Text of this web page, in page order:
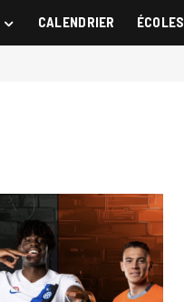
CALENDRIER ÉCOLES